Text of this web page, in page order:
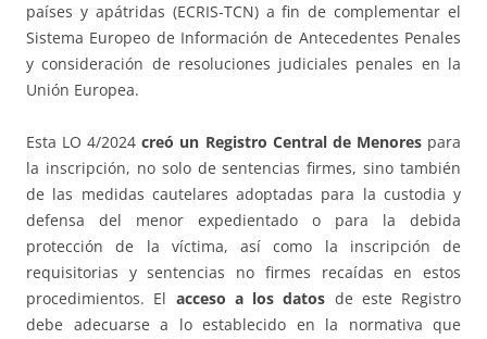
países y apátridas (ECRIS-TCN) a fin de complementar el
Sistema Europeo de Información de Antecedentes Penales
y consideración de resoluciones judiciales penales en la
Unión Europea.
Esta LO 4/2024 creó un Registro Central de Menorespara
la inscripción, no solo de sentencias firmes, sino también
de las medidas cautelares adoptadas para la custodia y
defensa del menor expedientado o para la debida
protección de la víctima, así como la inscripción de
requisitorias y sentencias no firmes recaídas en estos
procedimientos. El acceso a los datos de este Registro
debe adecuarse a lo establecido en la normativa que